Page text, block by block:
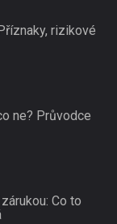
rizikové
ne? Průvodce
Co to